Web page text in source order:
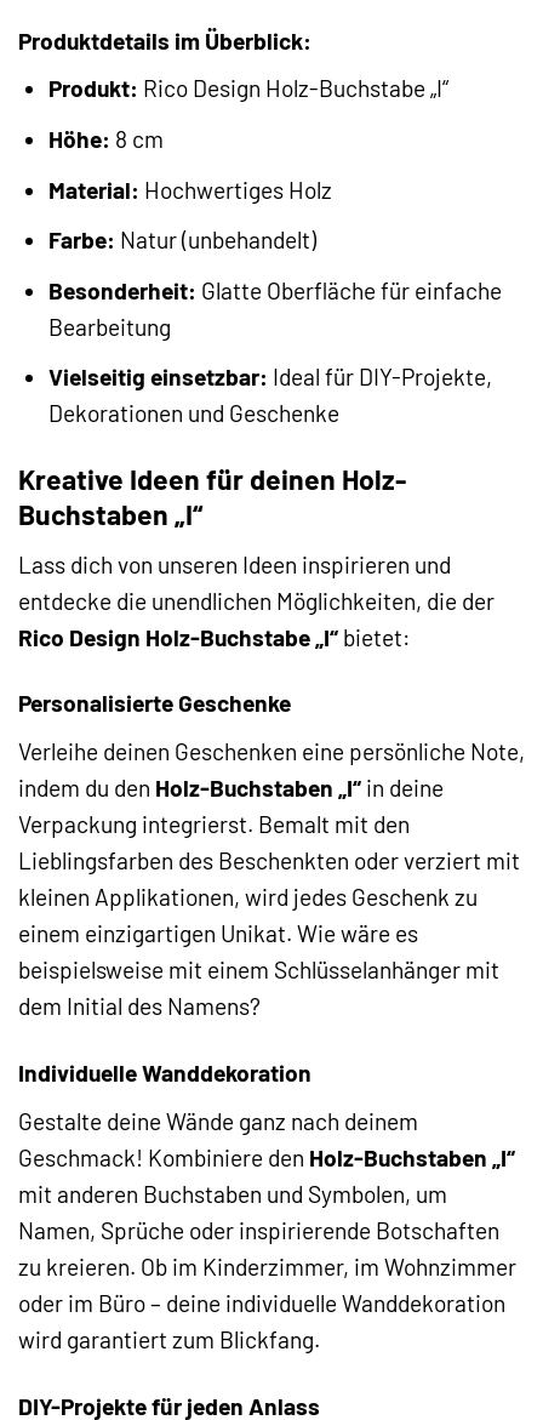
Produktdetails im Überblick:
Produkt: Rico Design Holz-Buchstabe „I“
Höhe: 8 cm
Material: Hochwertiges Holz
Farbe: Natur (unbehandelt)
Besonderheit: Glatte Oberfläche für einfache
Bearbeitung
Vielseitig einsetzbar: Ideal für DIY-Projekte,
Dekorationen und Geschenke
Kreative Ideen für deinen Holz-
Buchstaben „I“
Lass dich von unseren Ideen inspirieren und
entdecke die unendlichen Möglichkeiten, die der
Rico Design Holz-Buchstabe „I“ bietet:
Personalisierte Geschenke
Verleihe deinen Geschenken eine persönliche Note,
indem du den Holz-Buchstaben „I“ in deine
Verpackung integrierst. Bemalt mit den
Lieblingsfarben des Beschenkten oder verziert mit
kleinen Applikationen, wird jedes Geschenk zu
einem einzigartigen Unikat. Wie wäre es
beispielsweise mit einem Schlüsselanhänger mit
dem Initial des Namens?
Individuelle Wanddekoration
Gestalte deine Wände ganz nach deinem
Geschmack! Kombiniere den Holz-Buchstaben „I“
mit anderen Buchstaben und Symbolen, um
Namen, Sprüche oder inspirierende Botschaften
zu kreieren. Ob im Kinderzimmer, im Wohnzimmer
oder im Büro – deine individuelle Wanddekoration
wird garantiert zum Blickfang.
DIY-Projekte für jeden Anlass